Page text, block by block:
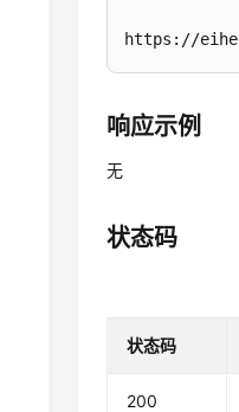
https://
响应示例
无
状态码
状态码
200